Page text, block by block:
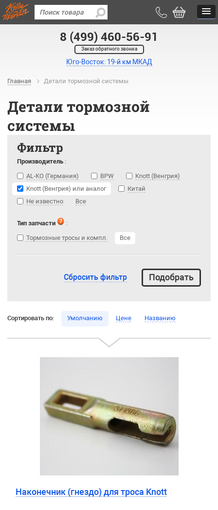
8 (499) 460-56-91
Заказ обратного звонка
Юго-Восток: 19-й км МКАД
Главная Детали тормозной системы
Детали тормозной
системы
Фильтр
Производитель :
AL-KO (Германия)
BPW
Knott (Венгрия)
Knott (Венгрия) или аналог
Китай
Не известно
Все
Тип запчасти
:
Тормозные тросы и компл.
Все
Сбросить фильтр
Сортировать по: Умолчанию Цене Названию
Наконечник (гнездо) для троса Knott